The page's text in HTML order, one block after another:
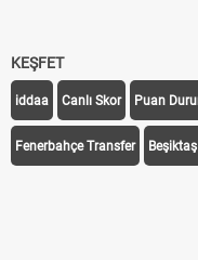
KEŞFET
iddaa Canlı Skor Puan
Fenerbahçe Transfer